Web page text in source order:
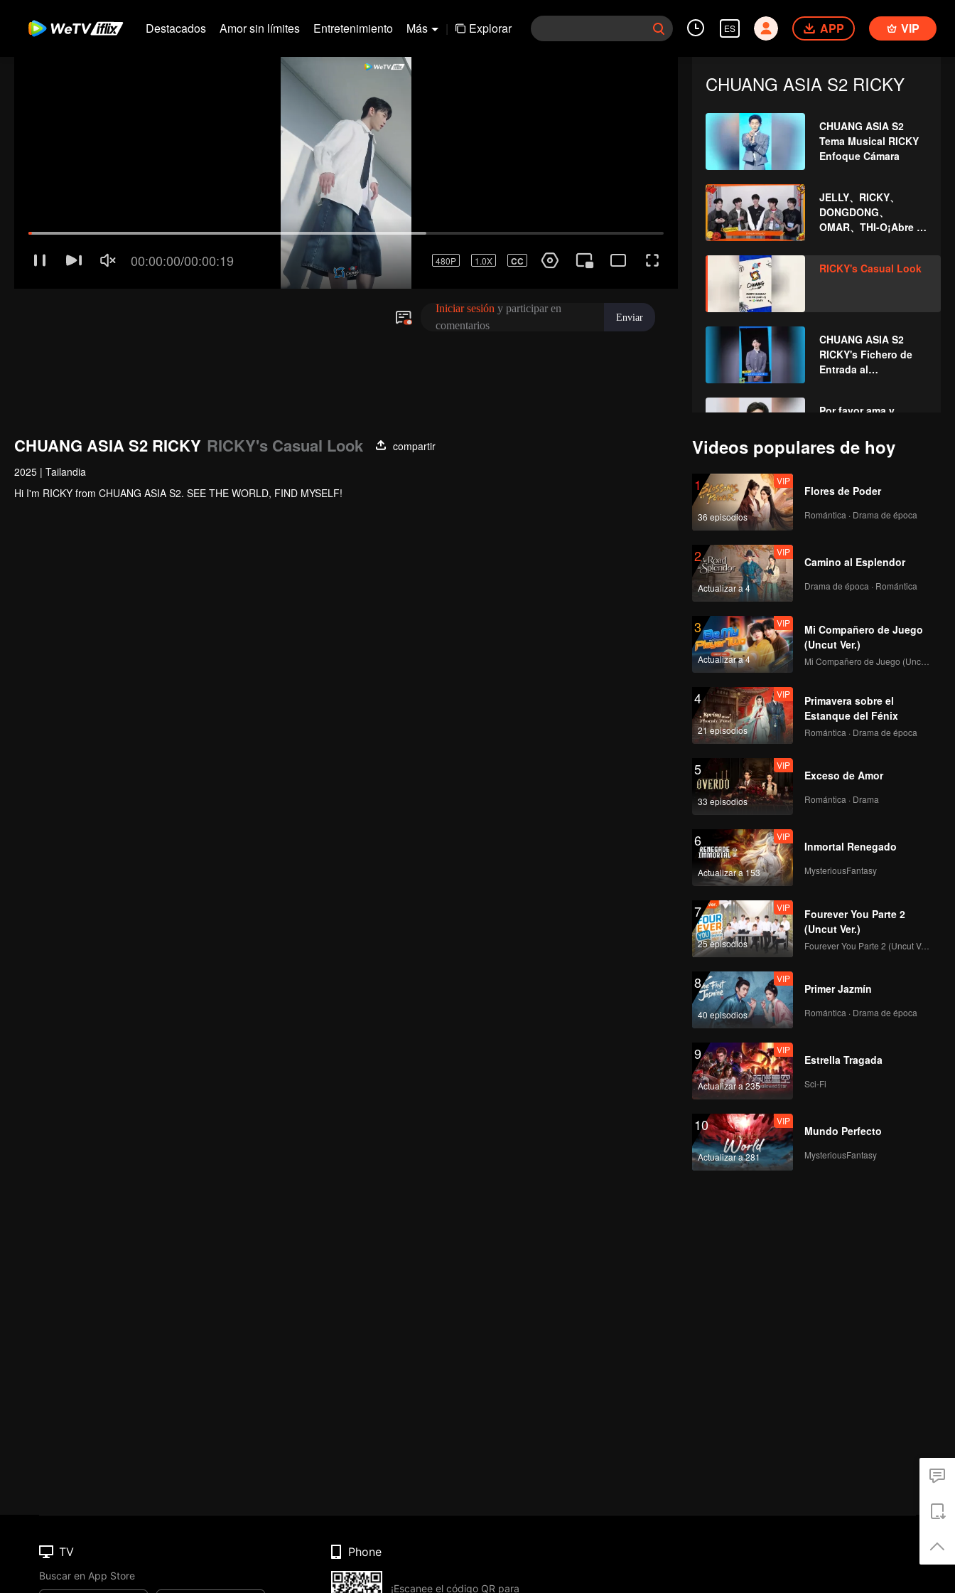
Destacados Amor sin límites Entretenimiento Más | Explorar ES APP VIP
CHUANG ASIA S2 RICKY
CHUANG ASIA S2
Tema Musical RICKY
Enfoque Cámara
JELLY、RICKY、
DONGDONG、
OMAR、THI-O¡Abre el
Año Nuevo chino!
¡Seamos juntos
RICKY's Casual Look
CHUANG ASIA S2
RICKY's Fichero de
Entrada al
Por favor ama y
CHUANG ASIA S2
CHUANG ASIA S2 RICKY RICKY's Casual Look
compartir
2025 | Tailandia
Hi I'm RICKY from CHUANG ASIA S2. SEE THE WORLD, FIND MYSELF!
Videos populares de hoy
1
36 episodios
VIP
Flores de Poder
Romántica · Drama de época
2
Actualizar a 4
VIP
Camino al Esplendor
Drama de época · Romántica
3
Actualizar a 4
VIP
Mi Compañero de Juego
(Uncut Ver.)
Mi Compañero de Juego (Uncut Ver.)
4
21 episodios
VIP
Primavera sobre el
Estanque del Fénix
Romántica · Drama de época
5
33 episodios
VIP
Exceso de Amor
Romántica · Drama
6
Actualizar a 153
VIP
Inmortal Renegado
MysteriousFantasy
7
25 episodios
VIP
Fourever You Parte 2
(Uncut Ver.)
Fourever You Parte 2 (Uncut Ver.)
8
40 episodios
VIP
Primer Jazmín
Romántica · Drama de época
9
Actualizar a 235
VIP
Estrella Tragada
Sci-Fi
10
Actualizar a 281
VIP
Mundo Perfecto
MysteriousFantasy
TV
Buscar en App Store
Phone
¡Escanee el código QR para